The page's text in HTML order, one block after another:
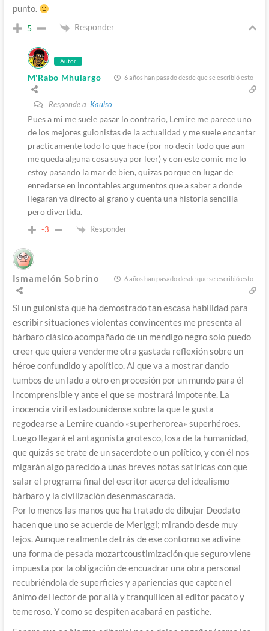
punto.
5 Responder
Autor
M'Rabo Mhulargo 6 años han pasado desde que se escribió esto
Responde a Kaulso
Pues a mi me suele pasar lo contrario, Lemire me parece uno
de los mejores guionistas de la actualidad y me suele encantar
practicamente todo lo que hace (por no decir todo que aun
me queda alguna cosa suya por leer) y con este comic me lo
estoy pasando la mar de bien, quizas porque en lugar de
enredarse en incontables argumentos que a saber a donde
llegaran va directo al grano y cuenta una historia sencilla
pero divertida.
-3 Responder
Ismamelón Sobrino 6 años han pasado desde que se escribió esto
Si un guionista que ha demostrado tan escasa habilidad para
escribir situaciones violentas convincentes me presenta al
bárbaro clásico acompañado de un mendigo negro solo puedo
creer que quiera venderme otra gastada reflexión sobre un
héroe confundido y apolítico. Al que va a mostrar dando
tumbos de un lado a otro en procesión por un mundo para él
incomprensible y ante el que se mostrará impotente. La
inocencia viril estadounidense sobre la que le gusta
regodearse a Lemire cuando «superherorea» superhéroes.
Luego llegará el antagonista grotesco, losa de la humanidad,
que quizás se trate de un sacerdote o un político, y con él nos
migarán algo parecido a unas breves notas satíricas con que
salar el programa final del escritor acerca del idealismo
bárbaro y la civilización desenmascarada.
Por lo menos las manos que ha tratado de dibujar Deodato
hacen que uno se acuerde de Meriggi; mirando desde muy
lejos. Aunque realmente detrás de ese contorno se adivine
una forma de pesada mozartcoustimización que seguro viene
impuesta por la obligación de encuadrar una obra personal
recubriéndola de superficies y apariencias que capten el
ánimo del lector de por allá y tranquilicen al editor pacato y
temeroso. Y como se despiten acabará en pastiche.